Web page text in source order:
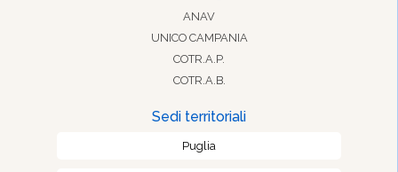
ANAV
UNICO CAMPANIA
COTR.A.P.
COTR.A.B.
Sedi territoriali
Puglia